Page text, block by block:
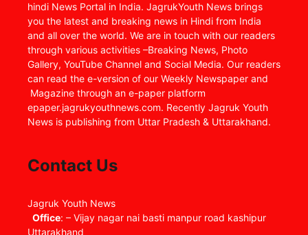
hindi News Portal in India. JagrukYouth News brings
you the latest and breaking news in Hindi from India
and all over the world. We are in touch with our readers
through various activities –Breaking News, Photo
Gallery, YouTube Channel and Social Media. Our readers
can read the e-version of our Weekly Newspaper and
Magazine through an e-paper platform
epaper.jagrukyouthnews.com. Recently Jagruk Youth
News is publishing from Uttar Pradesh & Uttarakhand.
Contact Us
Jagruk Youth News
Office: – Vijay nagar nai basti manpur road kashipur
Uttarakhand